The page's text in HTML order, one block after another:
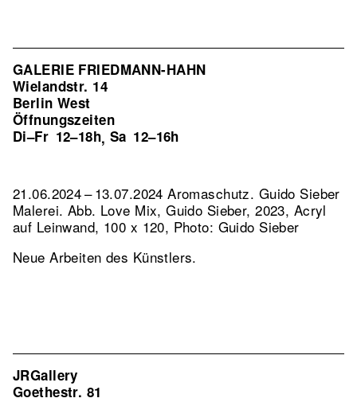
GALERIE FRIEDMANN-HAHN
Wielandstr. 14
Berlin West
Öffnungszeiten
Di–Fr 12–18h, Sa 12–16h
21.06.2024 – 13.07.2024 Aromaschutz. Guido Sieber
Malerei. Abb. Love Mix, Guido Sieber, 2023, Acryl
auf Leinwand, 100 x 120, Photo: Guido Sieber
Neue Arbeiten des Künstlers.
JRGallery
Goethestr. 81